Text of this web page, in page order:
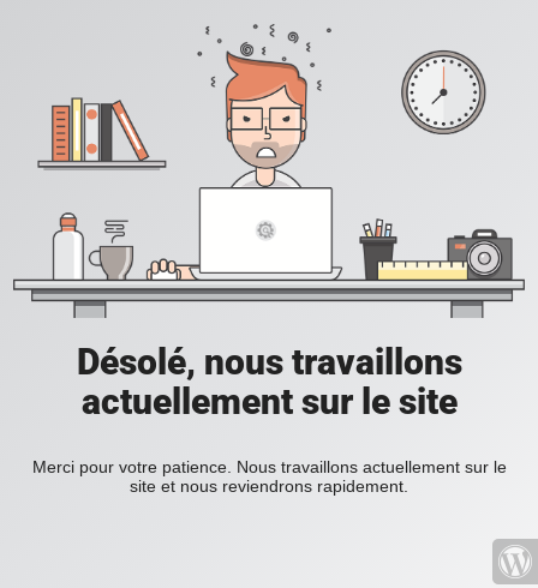
Désolé, nous travaillons
actuellement sur le site
Merci pour votre patience. Nous travaillons actuellement sur le
site et nous reviendrons rapidement.